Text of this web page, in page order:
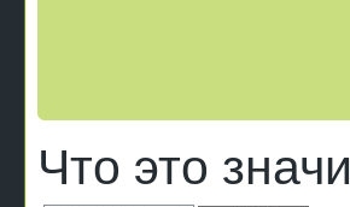
Что это